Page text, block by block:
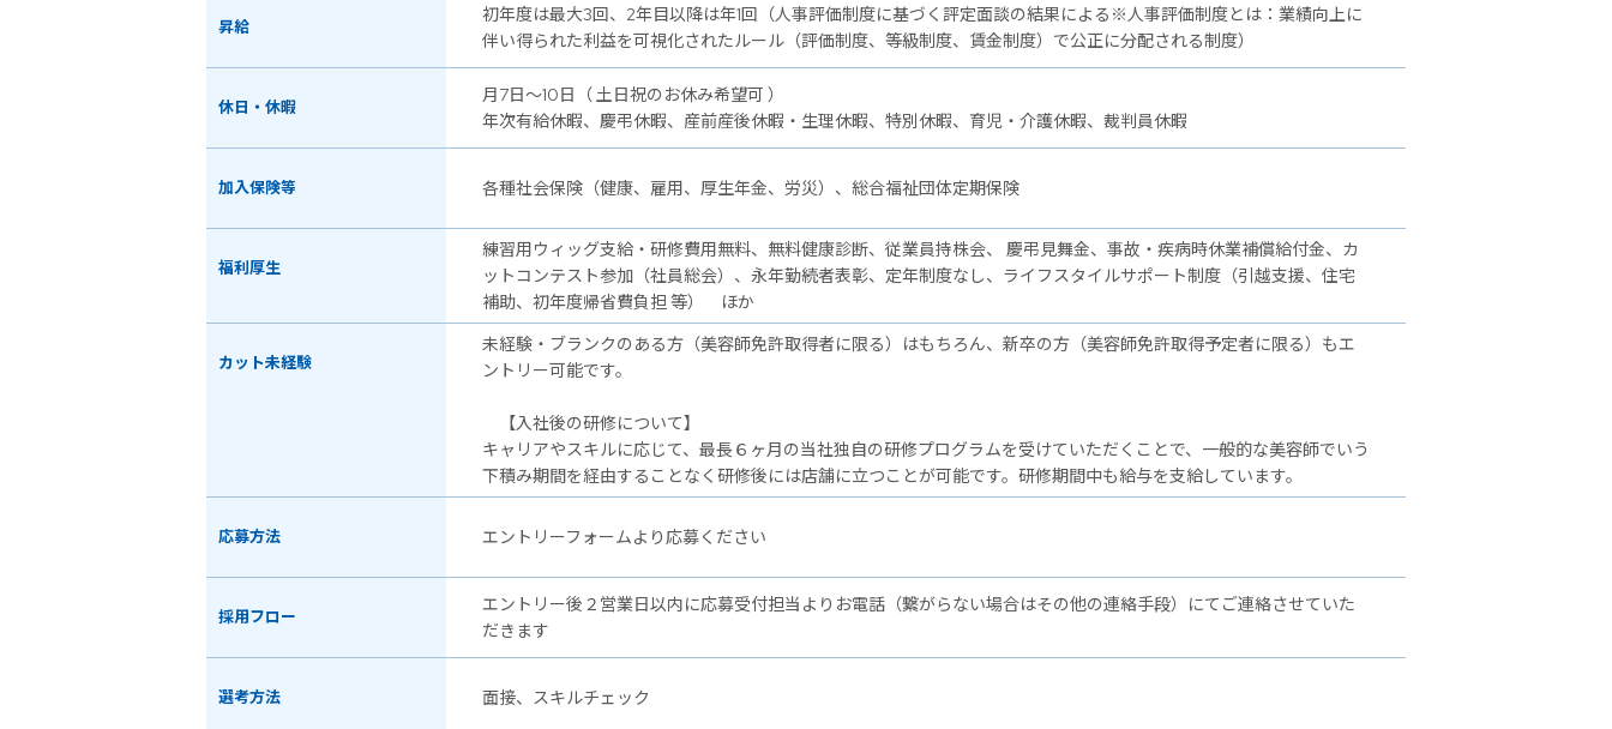
昇給
初年度は最大3回、2年目以降は年1回（人事評価制度に基づく評定面談の結果による※人事評価制度とは：業績向上に
伴い得られた利益を可視化されたルール（評価制度、等級制度、賃金制度）で公正に分配される制度）
休日・休暇
月7日～10日（ 土日祝のお休み希望可 ）
年次有給休暇、慶弔休暇、産前産後休暇・生理休暇、特別休暇、育児・介護休暇、裁判員休暇
加入保険等 各種社会保険（健康、雇用、厚生年金、労災）、総合福祉団体定期保険
福利厚生
練習用ウィッグ支給・研修費用無料、無料健康診断、従業員持株会、 慶弔見舞金、事故・疾病時休業補償給付金、カ
ットコンテスト参加（社員総会）、永年勤続者表彰、定年制度なし、ライフスタイルサポート制度（引越支援、住宅
補助、初年度帰省費負担 等） ほか
カット未経験
未経験・ブランクのある方（美容師免許取得者に限る）はもちろん、新卒の方（美容師免許取得予定者に限る）もエ
ントリー可能です。
【入社後の研修について】
キャリアやスキルに応じて、最長６ヶ月の当社独自の研修プログラムを受けていただくことで、一般的な美容師でいう
下積み期間を経由することなく研修後には店舗に立つことが可能です。研修期間中も給与を支給しています。
応募方法 エントリーフォームより応募ください
採用フロー
エントリー後２営業日以内に応募受付担当よりお電話（繋がらない場合はその他の連絡手段）にてご連絡させていた
だきます
選考方法 面接、スキルチェック